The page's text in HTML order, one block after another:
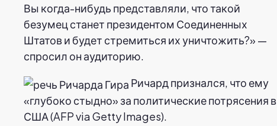
Вы когда-нибудь представляли, что такой
безумец станет президентом Соединенных
Штатов и будет стремиться их уничтожить?» —
спросил он аудиторию.
Ричард признался, что ему
«глубоко стыдно» за политические потрясения в
США (AFP via Getty Images).